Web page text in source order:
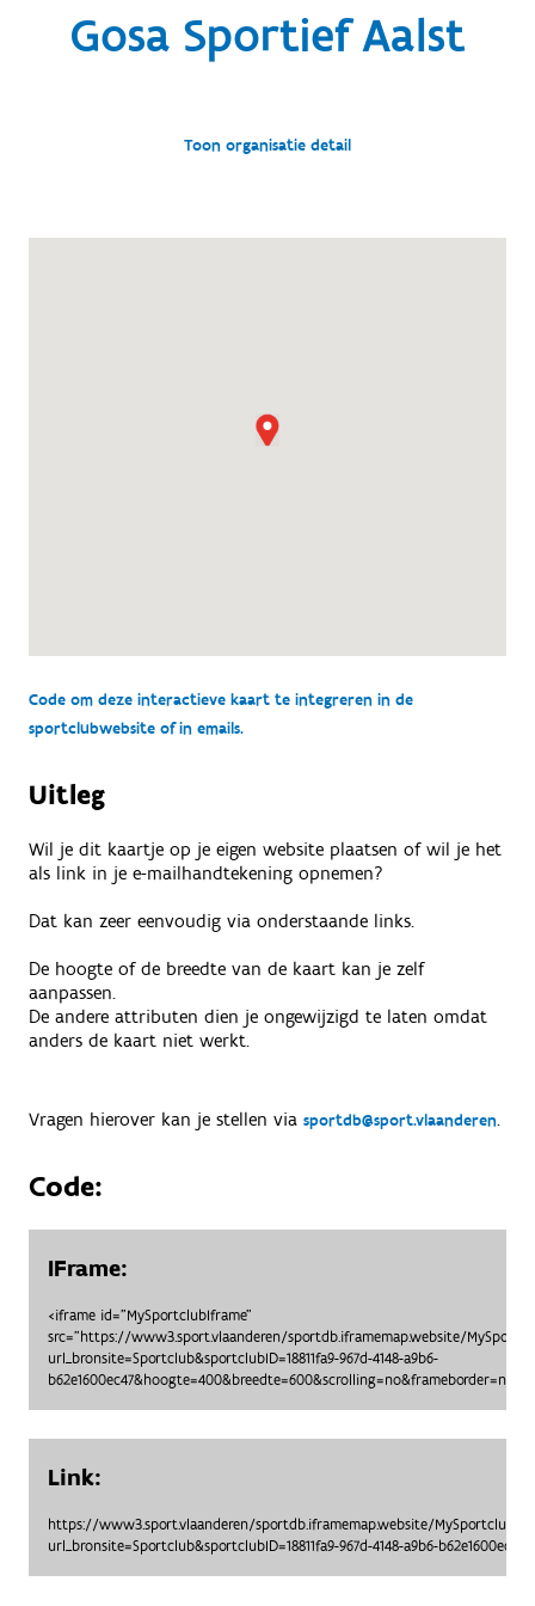
Gosa Sportief Aalst
Toon organisatie detail
Code om deze interactieve kaart te integreren in de
sportclubwebsite of in emails.
Uitleg
Wil je dit kaartje op je eigen website plaatsen of wil je het
als link in je e-mailhandtekening opnemen?
Dat kan zeer eenvoudig via onderstaande links.
De hoogte of de breedte van de kaart kan je zelf
aanpassen.
De andere attributen dien je ongewijzigd te laten omdat
anders de kaart niet werkt.
Vragen hierover kan je stellen via sportdb@sport.vlaanderen.
Code:
IFrame:
<iframe id="MySportclubIframe"
src="https://www3.sport.vlaanderen/sportdb.iframemap.website/
url_bronsite=Sportclub&sportclubID=18811fa9-967d-4148-a9b6-
b62e1600ec47&hoogte=400&breedte=600&scrolling=no&frameborder=no">
Link:
https://www3.sport.vlaanderen/sportdb.iframemap.website/
url_bronsite=Sportclub&sportclubID=18811fa9-967d-4148-a9b6-